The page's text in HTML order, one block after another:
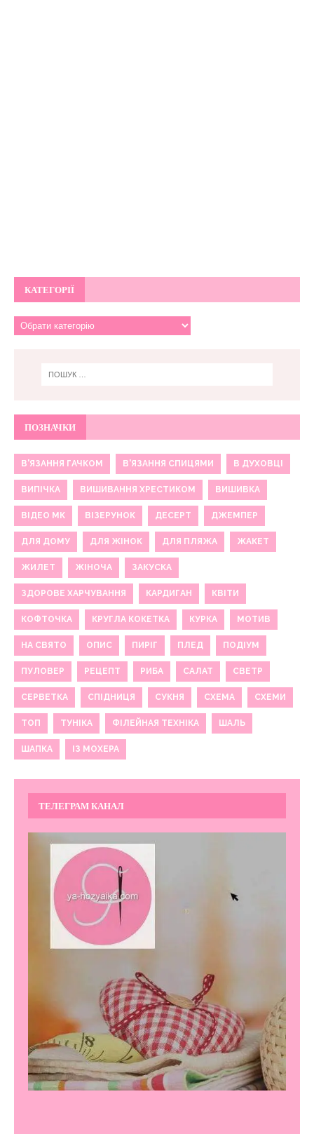
КАТЕГОРІЇ
ПОЗНАЧКИ
В'ЯЗАННЯ ГАЧКОМ В'ЯЗАННЯ СПИЦЯМИ В ДУХОВЦІ
ВИПІЧКА ВИШИВАННЯ ХРЕСТИКОМ ВИШИВКА
ВІДЕО МК ВІЗЕРУНОК ДЕСЕРТ ДЖЕМПЕР
ДЛЯ ДОМУ ДЛЯ ЖІНОК ДЛЯ ПЛЯЖА ЖАКЕТ
ЖИЛЕТ ЖІНОЧА ЗАКУСКА
ЗДОРОВЕ ХАРЧУВАННЯ КАРДИГАН КВІТИ
КОФТОЧКА КРУГЛА КОКЕТКА КУРКА МОТИВ
НА СВЯТО ОПИС ПИРІГ ПЛЕД ПОДІУМ
ПУЛОВЕР РЕЦЕПТ РИБА САЛАТ СВЕТР
СЕРВЕТКА СПІДНИЦЯ СУКНЯ СХЕМА СХЕМИ
ТОП ТУНІКА ФІЛЕЙНАЯ ТЕХНІКА ШАЛЬ
ШАПКА ІЗ МОХЕРА
ТЕЛЕГРАМ КАНАЛ